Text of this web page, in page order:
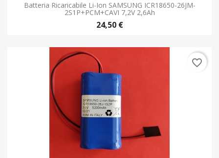
Batteria Ricaricabile Li-Ion SAMSUNG ICR18650-26JM-
2S1P+PCM+CAVI 7,2V 2,6Ah
24,50 €
favorite_border